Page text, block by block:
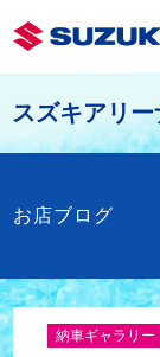
スズキアリ
お店ブログ
納車ギャラリー